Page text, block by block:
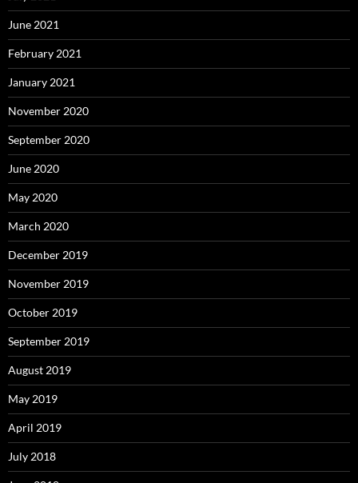
June 2021
February 2021
January 2021
November 2020
September 2020
June 2020
May 2020
March 2020
December 2019
November 2019
October 2019
September 2019
August 2019
May 2019
April 2019
July 2018